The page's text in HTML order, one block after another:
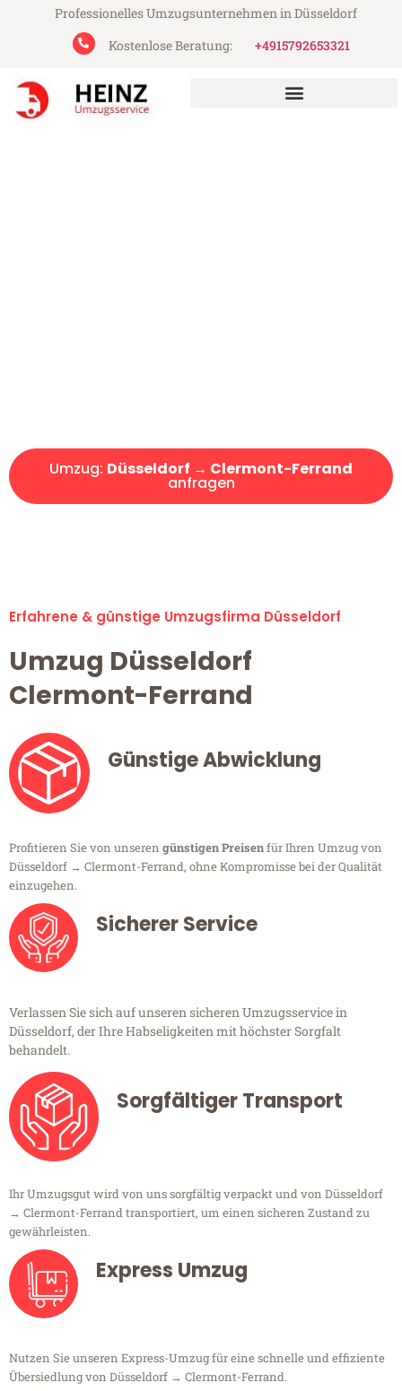
Professionelles Umzugsunternehmen in Düsseldorf
Kostenlose Beratung:
+4915792653321
Umzug: Düsseldorf → Clermont-Ferrand
anfragen
Erfahrene & günstige Umzugsfirma Düsseldorf
Umzug Düsseldorf
Clermont-Ferrand
Günstige Abwicklung
Profitieren Sie von unseren günstigen Preisenfür Ihren Umzug von
Düsseldorf → Clermont-Ferrand, ohne Kompromisse bei der Qualität
einzugehen.
Sicherer Service
Verlassen Sie sich auf unseren sicheren Umzugsservice in
Düsseldorf, der Ihre Habseligkeiten mit höchster Sorgfalt
behandelt.
Sorgfältiger Transport
Ihr Umzugsgut wird von uns sorgfältig verpackt und von Düsseldorf
→ Clermont-Ferrand transportiert, um einen sicheren Zustand zu
gewährleisten.
Express Umzug
Nutzen Sie unseren Express-Umzug für eine schnelle und effiziente
Übersiedlung von Düsseldorf → Clermont-Ferrand.